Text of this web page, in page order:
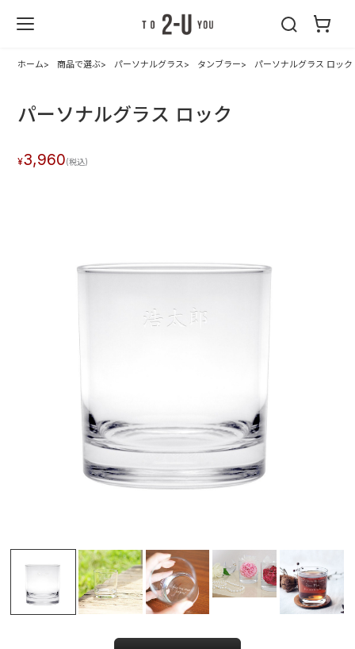
ホーム 商品で選ぶ パーソナルグラス タンブラー パーソナルグラス ロック
パーソナルグラス ロック
3,960